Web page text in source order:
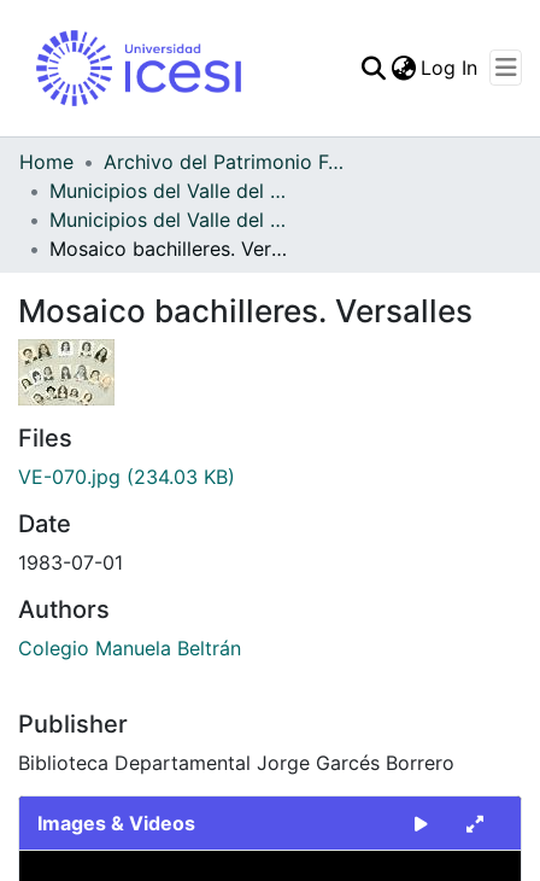
Log In
Home
Archivo del Patrimonio Fotográfico y Fílmico del Valle del Cauca
Municipios del Valle del Cauca
Municipios del Valle del Cauca
Mosaico bachilleres. Versalles
Mosaico bachilleres. Versalles
Files
VE-070.jpg (234.03 KB)
Date
1983-07-01
Authors
Colegio Manuela Beltrán
Publisher
Biblioteca Departamental Jorge Garcés Borrero
Images & Videos